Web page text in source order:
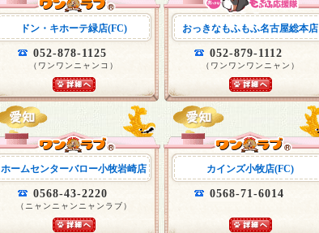
ドン・キホーテ緑店(FC)
052-878-1125
（ワンワンニャンコ）
おっきなもふもふ名古屋総本店
052-879-1112
（ワンワンワンニャン）
ホームセンターバロー小牧岩崎店
0568-43-2220
（ニャンニャンニャンラブ）
カインズ小牧店(FC)
0568-71-6014